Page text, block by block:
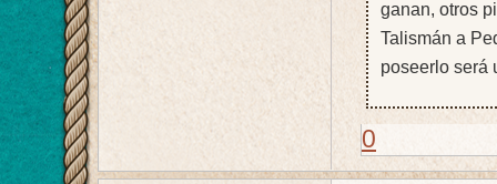
ganan, otros
Talismán a
poseerlo será
0